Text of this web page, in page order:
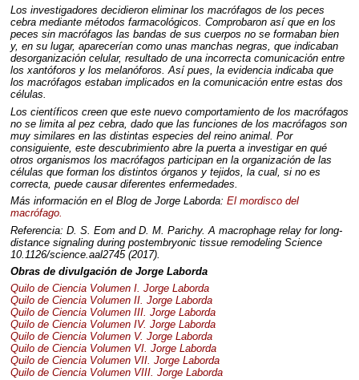
Los investigadores decidieron eliminar los macrófagos de los peces
cebra mediante métodos farmacológicos. Comprobaron así que en los
peces sin macrófagos las bandas de sus cuerpos no se formaban bien
y, en su lugar, aparecerían como unas manchas negras, que indicaban
desorganización celular, resultado de una incorrecta comunicación entre
los xantóforos y los melanóforos. Así pues, la evidencia indicaba que
los macrófagos estaban implicados en la comunicación entre estas dos
células.
Los científicos creen que este nuevo comportamiento de los macrófagos
no se limita al pez cebra, dado que las funciones de los macrófagos son
muy similares en las distintas especies del reino animal. Por
consiguiente, este descubrimiento abre la puerta a investigar en qué
otros organismos los macrófagos participan en la organización de las
células que forman los distintos órganos y tejidos, la cual, si no es
correcta, puede causar diferentes enfermedades.
Más información en el Blog de Jorge Laborda: El mordisco del
macrófago.
Referencia: D. S. Eom and D. M. Parichy. A macrophage relay for long-
distance signaling during postembryonic tissue remodeling Science
10.1126/science.aal2745 (2017).
Obras de divulgación de Jorge Laborda
Quilo de Ciencia Volumen I. Jorge Laborda
Quilo de Ciencia Volumen II. Jorge Laborda
Quilo de Ciencia Volumen III. Jorge Laborda
Quilo de Ciencia Volumen IV. Jorge Laborda
Quilo de Ciencia Volumen V. Jorge Laborda
Quilo de Ciencia Volumen VI. Jorge Laborda
Quilo de Ciencia Volumen VII. Jorge Laborda
Quilo de Ciencia Volumen VIII. Jorge Laborda